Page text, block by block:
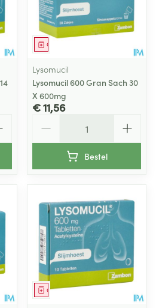
Geneesmiddel
Lysomucil
Lysomucil 600 Gran Sach 30
X 600mg
€ 11,56
Bestel
Geneesmiddel